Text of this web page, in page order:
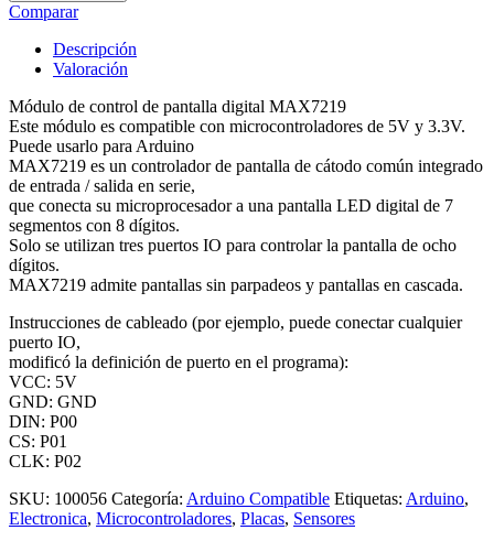
Comparar
Descripción
Valoración
Módulo de control de pantalla digital MAX7219
Este módulo es compatible con microcontroladores de 5V y 3.3V.
Puede usarlo para Arduino
MAX7219 es un controlador de pantalla de cátodo común integrado
de entrada / salida en serie,
que conecta su microprocesador a una pantalla LED digital de 7
segmentos con 8 dígitos.
Solo se utilizan tres puertos IO para controlar la pantalla de ocho
dígitos.
MAX7219 admite pantallas sin parpadeos y pantallas en cascada.
Instrucciones de cableado (por ejemplo, puede conectar cualquier
puerto IO,
modificó la definición de puerto en el programa):
VCC: 5V
GND: GND
DIN: P00
CS: P01
CLK: P02
SKU: 100056 Categoría: Arduino Compatible Etiquetas: Arduino,
Electronica, Microcontroladores, Placas, Sensores